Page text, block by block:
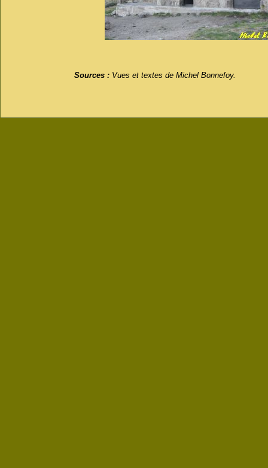
Sources : Vues et textes de Michel Bonnefoy.